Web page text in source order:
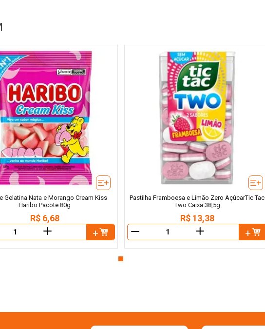
Gelatina Nata e Morango Cream Kiss
Haribo Pacote 80g
R$ 6,68
＋
Pastilha Framboesa e Limão Zero AçúcarTic Tac
Two Caixa 38,5g
R$ 13,38
＋